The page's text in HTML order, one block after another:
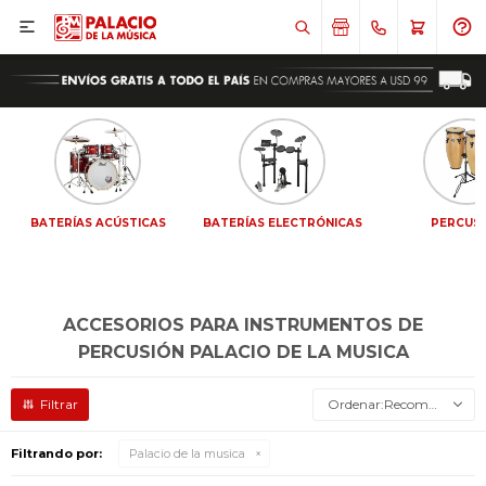

BATERÍAS ACÚSTICAS BATERÍAS ELECTRÓNICAS
ACCESORIOS PARA INSTRUMENTOS DE
PERCUSIÓN PALACIO DE LA MUSICA
Recomendados
Filtrando por: Palacio de la musica